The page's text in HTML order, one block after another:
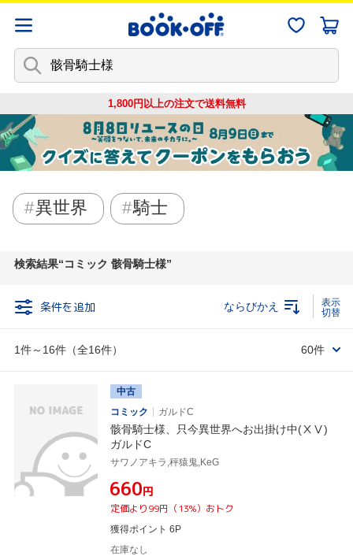
1,800円以上の注文で送料無料
異世界 騎士
検索結果 コミック 骸骨騎士様
条件を追加
1件～16件（全16件）
ならびかえ
60件
中古
コミック
ガルドC
骸骨騎士様、只今異世界へお出掛け中(ⅩⅤ)
ガルドC
サワノアキラ,秤猿鬼,KeG
¥660円
定価より99円（13%）おトク
獲得ポイント 6P
在庫なし